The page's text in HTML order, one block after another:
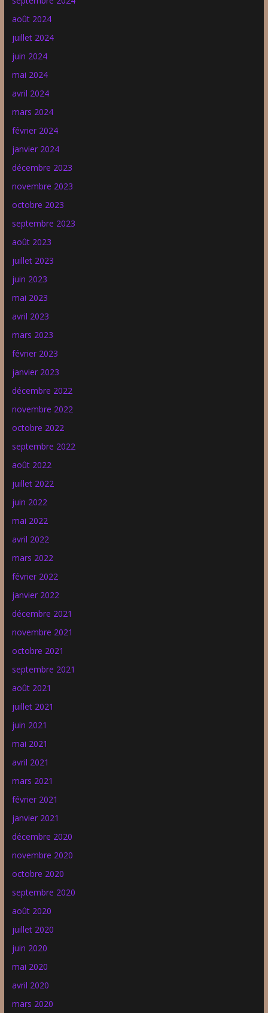
août 2024
juillet 2024
juin 2024
mai 2024
avril 2024
mars 2024
février 2024
janvier 2024
décembre 2023
novembre 2023
octobre 2023
septembre 2023
août 2023
juillet 2023
juin 2023
mai 2023
avril 2023
mars 2023
février 2023
janvier 2023
décembre 2022
novembre 2022
octobre 2022
septembre 2022
août 2022
juillet 2022
juin 2022
mai 2022
avril 2022
mars 2022
février 2022
janvier 2022
décembre 2021
novembre 2021
octobre 2021
septembre 2021
août 2021
juillet 2021
juin 2021
mai 2021
avril 2021
mars 2021
février 2021
janvier 2021
décembre 2020
novembre 2020
octobre 2020
septembre 2020
août 2020
juillet 2020
juin 2020
mai 2020
avril 2020
mars 2020